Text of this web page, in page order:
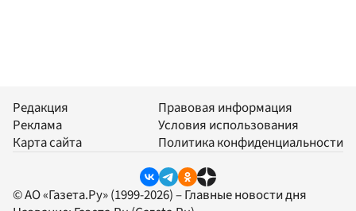
Редакция
Реклама
Карта сайта
Правовая информация
Условия использования
Политика конфиденциальности
© АО «Газета.Ру» (1999-2026) – Главные новости дня